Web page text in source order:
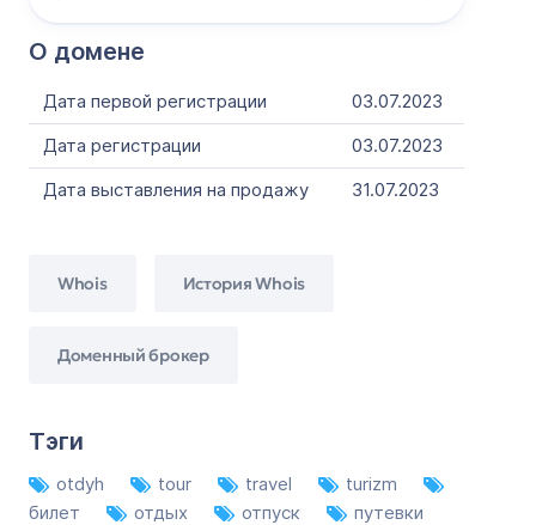
О домене
Дата первой регистрации
03.07.2023
Дата регистрации
03.07.2023
Дата выставления на продажу
31.07.2023
Whois История Whois
Доменный брокер
Тэги
otdyh tour travel
turizm
билет
отдых отпуск
путевки